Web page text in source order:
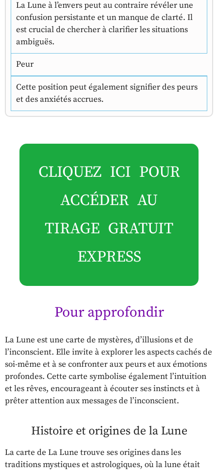
La Lune à l’envers peut au contraire révéler une
confusion persistante et un manque de clarté. Il
est crucial de chercher à clarifier les situations
ambiguës.
Peur
Cette position peut également signifier des peurs
et des anxiétés accrues.
CLIQUEZ ICI POUR
ACCÉDER AU
TIRAGE GRATUIT
EXPRESS
Pour approfondir
La Lune est une carte de mystères, d’illusions et de
l’inconscient. Elle invite à explorer les aspects cachés de
soi-même et à se confronter aux peurs et aux émotions
profondes. Cette carte symbolise également l’intuition
et les rêves, encourageant à écouter ses instincts et à
prêter attention aux messages de l’inconscient.
Histoire et origines de la Lune
La carte de La Lune trouve ses origines dans les
traditions mystiques et astrologiques, où la lune était